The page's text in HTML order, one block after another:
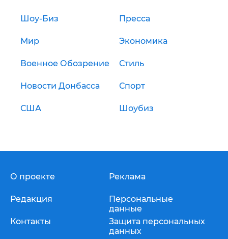
Шоу-Биз Пресса
Мир Экономика
Военное Обозрение Стиль
Новости Донбасса Спорт
США Шоубиз
О проекте
Редакция
Контакты
Реклама
Персональные
данные
Защита персональных
данных